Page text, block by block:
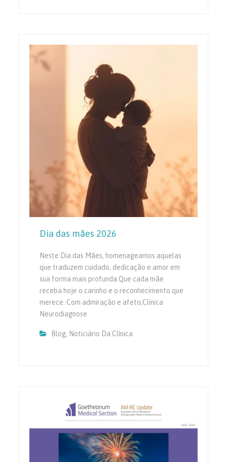
Dia das mães 2026
Neste Dia das Mães, homenageamos aquelas
que traduzem cuidado, dedicação e amor em
sua forma mais profunda.Que cada mãe
receba hoje o carinho e o reconhecimento que
merece. Com admiração e afeto,Clínica
Neurodiagnose
Blog, Noticiário Da Clínica